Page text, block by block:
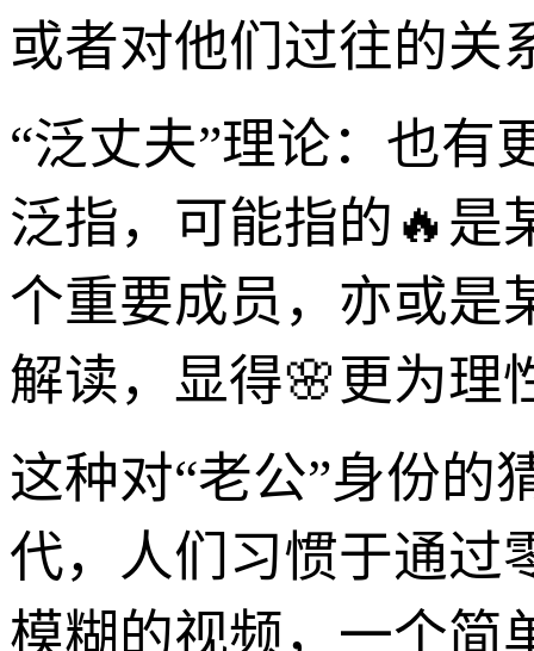
或者对他们过往的关
“泛丈夫”理论：也有
泛指，可能指的🔥是
个重要成员，亦或是
解读，显得🌸更为理
这种对“老公”身份的
代，人们习惯于通过
模糊的视频，一个简